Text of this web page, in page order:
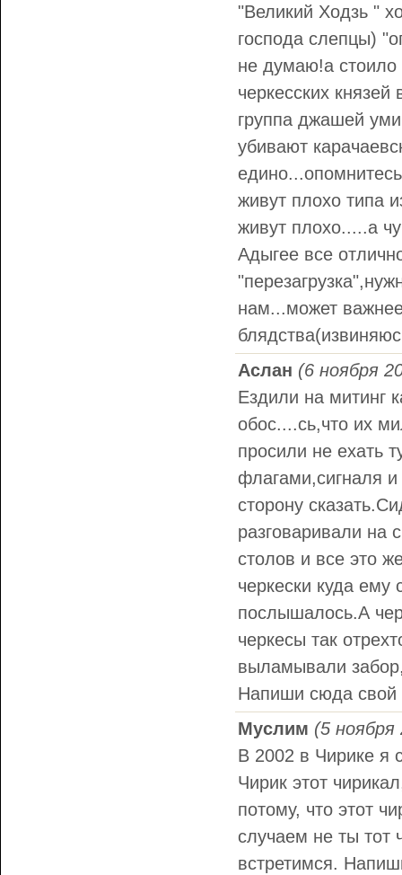
"Великий Ходзь "
господа слепцы)
не думаю!а стоило
черкесских
группа джашей
убивают
живут плохо типа
живут плохо.....а
Адыгее все
нам...может
Аслан (6 ноября
Ездили на митинг
обос....сь,что их
просили не ехать
флагами,сигналя
сторону
разговаривали на
столов и все это
черкески куда ему
послышалось.А
черкесы так
выламывали
Напиши сюда
Муслим (5 ноября
В 2002 в Чирике я
Чирик этот
потому, что этот
случаем не ты тот
встретимся.